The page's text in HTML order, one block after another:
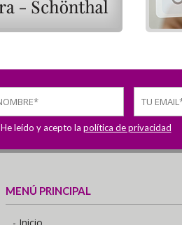
He leído y acepto la política de privacidad
MENÚ PRINCIPAL